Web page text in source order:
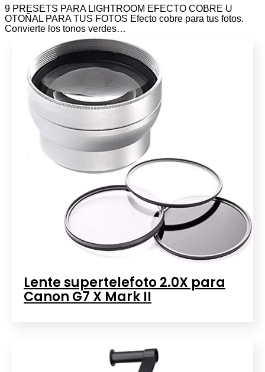
9 PRESETS PARA LIGHTROOM EFECTO COBRE U
OTOÑAL PARA TUS FOTOS Efecto cobre para tus fotos.
Convierte los tonos verdes…
Lente supertelefoto 2.0X para
Canon G7 X Mark II